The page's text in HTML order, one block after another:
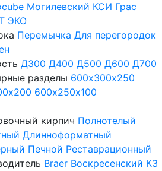
Могилевский КСИ Грас
ЭКО
Перемычка Для перегородок
Д300 Д400 Д500 Д600 Д700
разделы 600х300х250
600х250х100
кирпич Полнотелый
Длинноформатный
Печной Реставрационный
Braer Воскресенский КЗ